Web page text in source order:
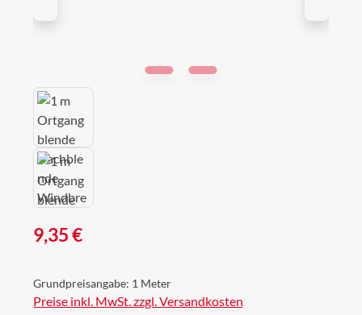
Regulärer Preis:
9,35 €
Grundpreisangabe: 1 Meter
Preise inkl. MwSt. zzgl. Versandkosten